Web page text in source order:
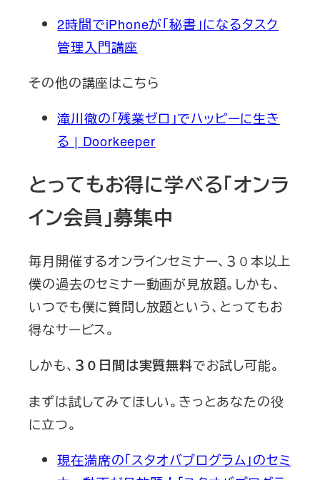
2時間でiPhoneが「秘書」になるタスク
管理入門講座
その他の講座はこちら
滝川徹の「残業ゼロ」でハッピーに生き
る | Doorkeeper
とってもお得に学べる「オンラ
イン会員」募集中
毎月開催するオンラインセミナー、３０本以上
僕の過去のセミナー動画が見放題。しかも、
いつでも僕に質問し放題という、とってもお
得なサービス。
しかも、 ３０日間は実質無料でお試し可能。
まずは試してみてほしい。きっとあなたの役
に立つ。
現在満席の「スタオバプログラム」のセミ